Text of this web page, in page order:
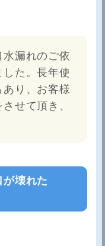
漏れのご依
た。長年使
り、お客様
せて頂き、
が壊れた